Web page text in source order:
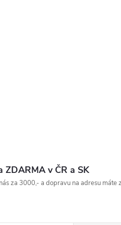
ZDARMA v ČR a SK
za 3000,- a dopravu na adresu